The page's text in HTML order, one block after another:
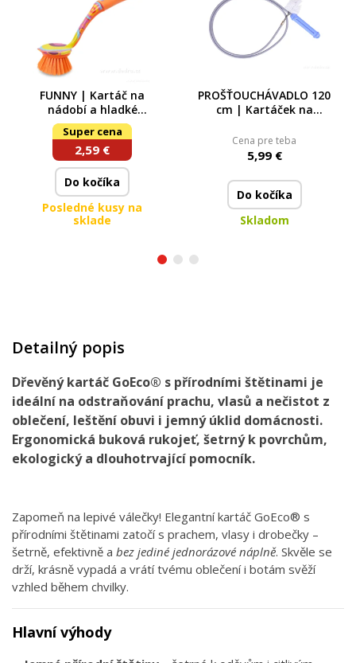
FUNNY | Kartáč na
nádobí a hladké
povrchy | s barevným
dekorem | 28 cm
Super cena
2,59 €
Do kočíka
Posledné kusy na
sklade
PROŠŤOUCHÁVADLO 120
cm | Kartáček na
pružná bužírka + štětka
4 cm
Cena pre teba
5,99 €
Do kočíka
Skladom
Detailný popis
Dřevěný kartáč GoEco® s přírodními štětinami je
ideální na odstraňování prachu, vlasů a nečistot z
oblečení, leštění obuvi i jemný úklid domácnosti.
Ergonomická buková rukojeť, šetrný k povrchům,
ekologický a dlouhotrvající pomocník.
Zapomeň na lepivé válečky! Elegantní kartáč GoEco® s
přírodními štětinami zatočí s prachem, vlasy i drobečky –
šetrně, efektivně a bez jediné jednorázové náplně. Skvěle se
drží, krásně vypadá a vrátí tvému oblečení i botám svěží
vzhled během chvilky.
Hlavní výhody